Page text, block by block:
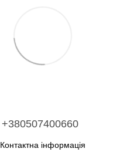
+380507400660
Контактна інформація